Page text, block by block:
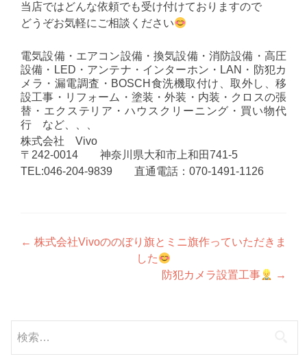
当店ではどんな依頼でも受け付けておりますので
どうぞお気軽にご相談ください
電気設備・エアコン設備・換気設備・消防設備・高圧
設備・LED・アンテナ・インターホン・LAN・防犯カ
メラ・漏電調査・BOSCH食洗機取付け、取外し、移
設工事・リフォーム・塗装・外装・内装・クロスの張
替・エクステリア・ハウスクリーニング・買い物代
行 など、、、
株式会社 Vivo
〒242-0014 神奈川県大和市上和田741-5
TEL:046-204-9839 直通電話：070-1491-1126
投
ビ
ゲ
← 株式会社Vivoののぼり旗とミニ旗作っていただきま
した
防犯カメラ設置工事
→
索: